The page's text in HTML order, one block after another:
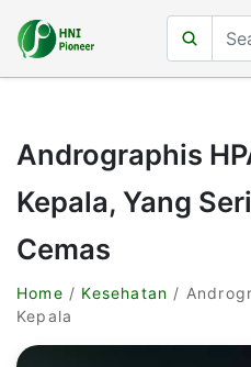
Andrographis
Kepala, Yang
Cemas
Home / Kesehatan /
Kepala